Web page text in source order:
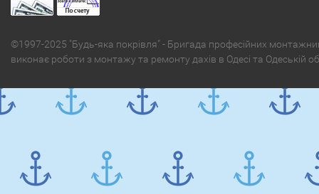
©1997-2025 "Будь-яка покрівля" - Бригада професійних
виконає роботи з монтажу та ремонту дахів в Одесі та Одеській